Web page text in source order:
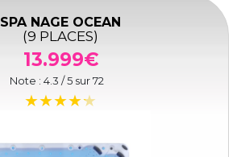
SPA NAGE OCEAN
(9 PLACES)
13.999€
Note : 4.3 / 5 sur72